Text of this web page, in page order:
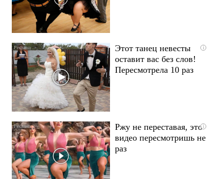
i
Этот танец невесты
оставит вас без слов!
Пересмотрела 10 раз
i
Ржу не переставая, это
видео пересмотришь не
раз